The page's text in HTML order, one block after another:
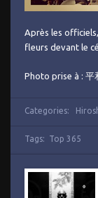
Après les
fleurs devant le
Photo prise à : 平
Categories:
Tags: Top 365